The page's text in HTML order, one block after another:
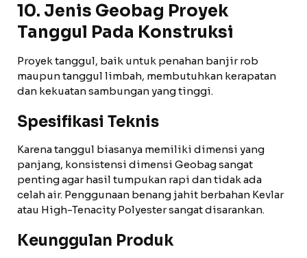
10. Jenis Geobag Proyek
Tanggul Pada Konstruksi
Proyek tanggul, baik untuk penahan banjir rob
maupun tanggul limbah, membutuhkan kerapatan
dan kekuatan sambungan yang tinggi.
Spesifikasi Teknis
Karena tanggul biasanya memiliki dimensi yang
panjang, konsistensi dimensi Geobag sangat
penting agar hasil tumpukan rapi dan tidak ada
celah air. Penggunaan benang jahit berbahan Kevlar
atau High-Tenacity Polyester sangat disarankan.
Keunggulan Produk